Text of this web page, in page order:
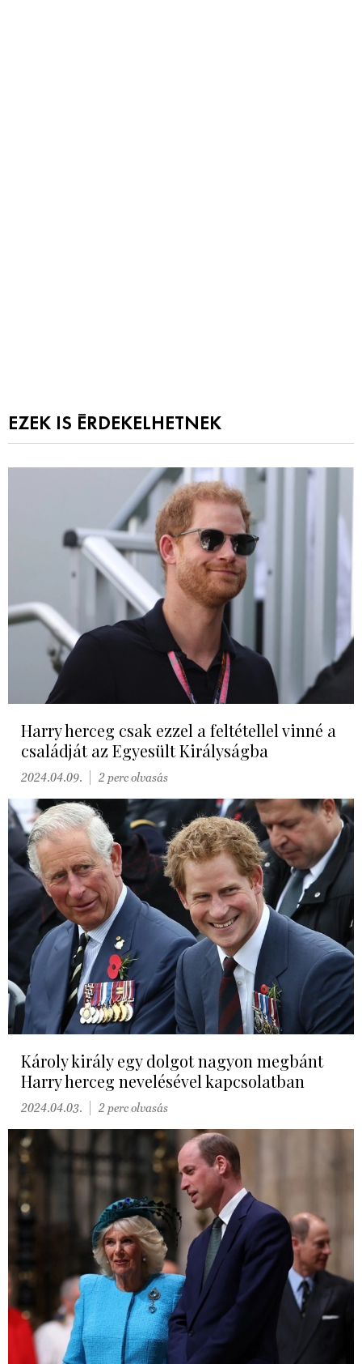
EZEK IS ÉRDEKELHETNEK
Harry herceg csak ezzel a feltétellel vinné a
családját az Egyesült Királyságba
2024.04.09. 2 perc olvasás
Károly király egy dolgot nagyon megbánt
Harry herceg nevelésével kapcsolatban
2024.04.03. 2 perc olvasás